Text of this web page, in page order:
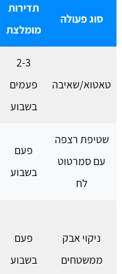
סוג פעולה
תדירות
מומלצת
טאטוא/שאיבה
2-3
פעמים
בשבוע
שטיפת רצפה
עם סמרטוט
לח
פעם
בשבוע
ניקוי אבק
ממשטחים
פעם
בשבוע